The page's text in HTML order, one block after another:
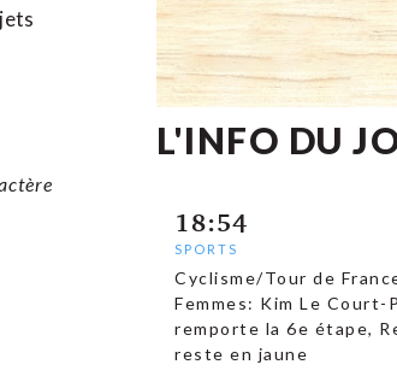
L'INFO DU
18:54
SPORTS
Cyclisme/Tour de
Femmes: Kim Le Court-
remporte la 6e étape,
reste en jaune